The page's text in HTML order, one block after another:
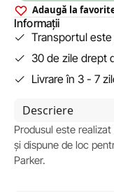
Adaugă la
Informații
Transportul
30 de zile drept
Livrare în 3 - 7
Descriere
Produsul este
și dispune de loc
Parker.